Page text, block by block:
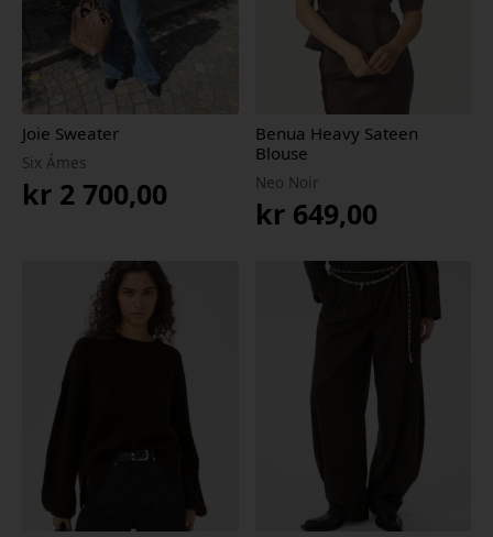
Joie Sweater
Six Ámes
kr 2 700,00
Benua Heavy Sateen
Blouse
Neo Noir
kr649,00